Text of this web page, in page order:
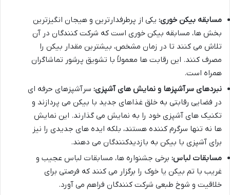
مسابقه بیکن خوری: یکی از پرطرفدارترین و هیجان انگیزترین
بخش ها، مسابقه بیکن خوری است که شرکت کنندگان در آن
تلاش می کنند تا در زمان مشخص، بیشترین مقدار بیکن را
مصرف کنند. این رقابت ها معمولاً با تشویق پرشور تماشاگران
همراه است.
نبردهای سرآشپزها و نمایش های آشپزی: سرآشپزهای حرفه ای
در فضایی رقابتی به خلق غذاهای جدید با بیکن می پردازند و
تکنیک های آشپزی خود را به نمایش می گذارند. این نمایش
ها نه تنها سرگرم کننده هستند، بلکه ایده های جدیدی را نیز
برای آشپزی با بیکن به بازدیدکنندگان می دهند.
مسابقات لباس: برخی جشنواره ها، مسابقات لباس عجیب و
غریب با تم بیکن یا خوک را برگزار می کنند که فرصتی برای
خلاقیت و شوخ طبعی شرکت کنندگان فراهم می آورد.